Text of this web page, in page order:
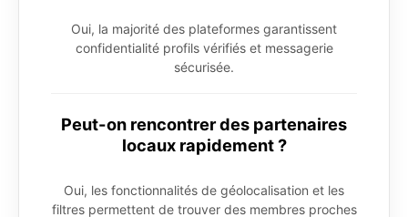
Oui, la majorité des plateformes garantissent
confidentialité profils vérifiés et messagerie
sécurisée.
Peut-on rencontrer des partenaires
locaux rapidement ?
Oui, les fonctionnalités de géolocalisation et les
filtres permettent de trouver des membres proches